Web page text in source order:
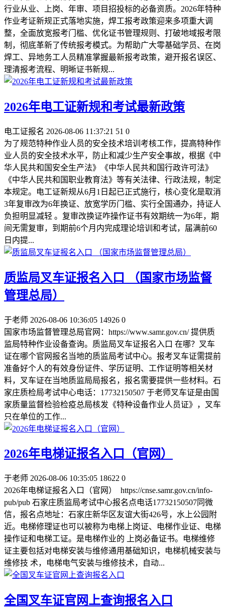
行业从业、上岗、年审、项目招投标的必备资质。2026年特种
作业考证新规正式落地实施，焊工报考政策迎来多项重大调
整，全面放宽报考门槛、优化证书管理规则、打破地域报考限
制，彻底革新了传统报考模式。为帮助广大零基础学员、在岗
焊工、异地务工人员精准掌握最新报考政策，避开报名误区、
理清报考流程、明晰证书新规...
2026年电工证新规和考试最新政策
电工证报名 2026-08-06 11:37:21 51 0
为了规范特种作业人员的安全技术培训考核工作，提高特种作
业人员的安全技术水平，防止和减少生产安全事故，根据《中
华人民共和国安全生产法》《中华人民共和国行政许可法》
《中华人民共和国职业教育法》等有关法律、行政法规，制定
本规定。电工证新规从6月1日起已正式施行‌，核心变化是取消
3年复审改为6年换证、放宽学历门槛、实行全国通办，持证人
负担明显减轻 。‌‌‌复审改换证咋操作证书有效期统一为‌6年‌，期
间‌无需复审‌，到期前6个月内完成理论培训和考试，届满前60
日内提...
质监局叉车证报名入口 （国家市场监督
管理总局）
于老师 2026-08-06 10:36:05 14926 0
国家市场监督管理总局官网：https://www.samr.gov.cn/ 提供质
监局特种作业设备查询。质监局叉车证报名入口 在哪？叉车
证在哪个官网报名当地的质监局考试中心。报考叉车证需提前
准备好个人的有效身份证件、学历证明、工作证明等相关材
料，叉车证在当地质监局局报名，报名需要提供一些材料。石
家庄质检局考试中心电话：17732150507 于老师叉车证是由国
家质量监督检验检疫总局核发《特种设备作业人员证》，叉车
只在单位的工作...
2026年电梯证报名入口（官网）
于老师 2026-08-06 10:35:05 18622 0
2026年电梯证报名入口（官网） https://cnse.samr.gov.cn/info-
pub/pub 石家庄质监局考试中心报名点电话17732150507同微
信，报名点地址：石家庄新华区友谊大街426号，水上公园附
近。电梯修理证也可以被称为电梯上岗证、电梯作业证、电梯
操作证和电梯工证。是电梯作业的 上岗必备证书。电梯维修
证主要包括对电梯安装与维修通用基础知识，电梯机械安装与
维修技 术，电梯电气安装与维修技术，自动...
全国叉车证官网上查询报名入口